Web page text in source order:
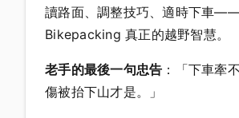
讀路面、調整技巧、適時下車
Bikepacking 真正的越野智慧。
老手的最後一句忠告 ：「下車牽
傷被抬下山才是。」